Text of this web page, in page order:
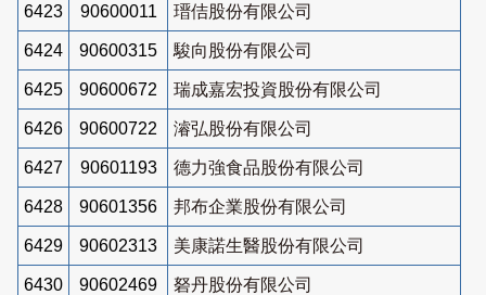
6423 90600011 瑨佶股份有限公司
6424 90600315 駿向股份有限公司
6425 90600672 瑞成嘉宏投資股份有限公司
6426 90600722 濬弘股份有限公司
6427 90601193 德力強食品股份有限公司
6428 90601356 邦布企業股份有限公司
6429 90602313 美康諾生醫股份有限公司
6430 90602469 砮丹股份有限公司